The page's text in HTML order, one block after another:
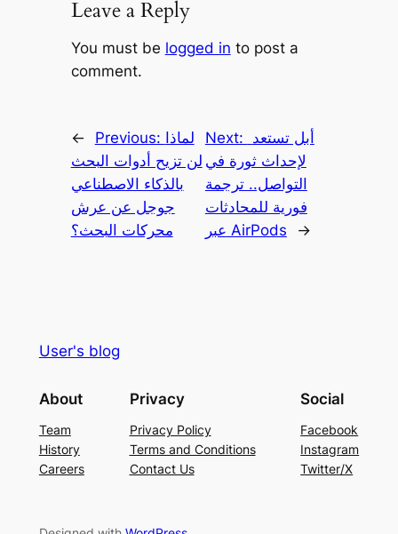
Leave a Reply
You must be logged in to post a
comment.
← Previous: لماذا
لن تزيح أدوات البحث
بالذكاء الاصطناعي
جوجل عن عرش
محركات البحث؟
Next:
لإحداث ثورة في
التواصل.. ترجمة
فورية للمحادثات
عبر AirPods
→
User's blog
About
Team
History
Careers
Privacy
Privacy Policy
Terms and Conditions
Contact Us
Social
Facebook
Instagram
Twitter/X